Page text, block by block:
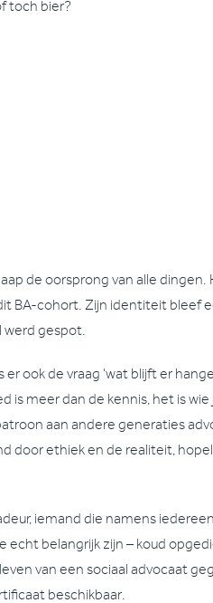
toch bier?
de oorsprong van alle dingen.
BA-cohort. Zijn identiteit bleef
werd gespot.
ook de vraag ‘wat blijft er
is meer dan de kennis, het is
aan andere generaties
door ethiek en de realiteit,
iemand die namens
echt belangrijk zijn – koud
van een sociaal advocaat
beschikbaar.